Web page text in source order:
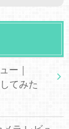
ー｜
てみた